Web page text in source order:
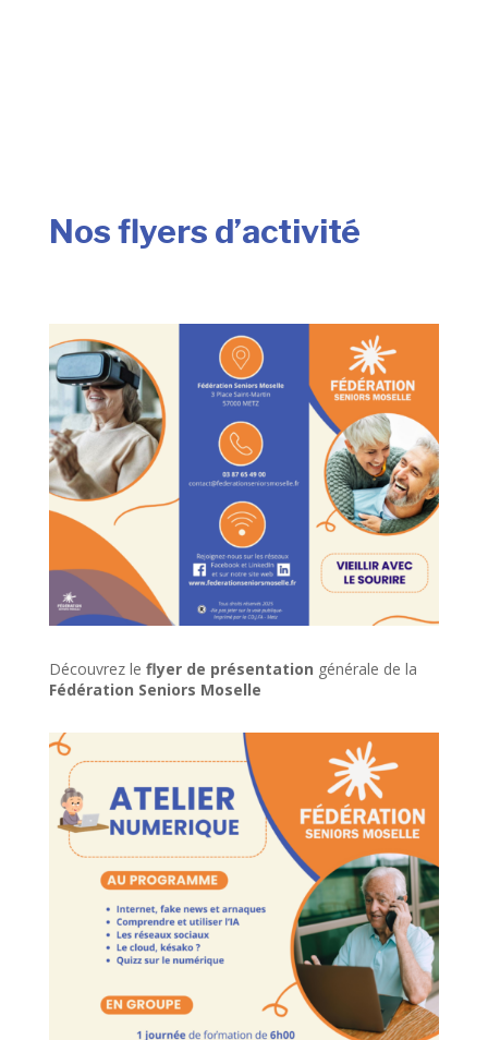
Nos flyers d’activité
Découvrez le flyer de présentation générale de la
Fédération Seniors Moselle